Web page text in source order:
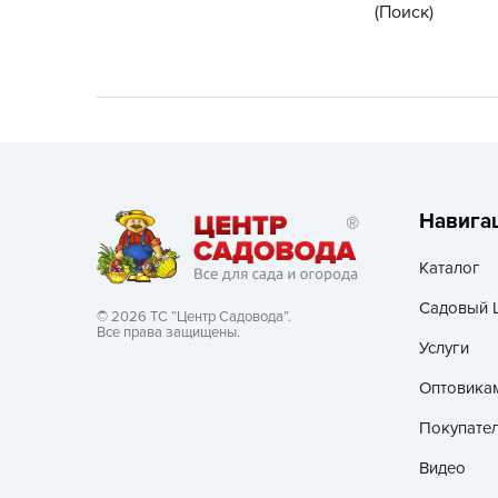
(Поиск)
© 2026 ТС “Центр Садовода”.
Все права защищены.
Каталог
Садовый
Услуги
Видео